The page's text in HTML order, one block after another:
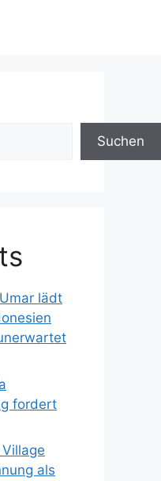
Suchen
lädt
fordert
als